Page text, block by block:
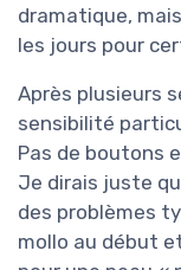
dramatique,
les jours pour
Après plusieurs
sensibilité
Pas de boutons
Je dirais juste
des problèmes
mollo au début